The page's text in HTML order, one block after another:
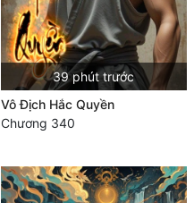
39 phút trước
Vô Địch Hắc Quyền
Chương 340